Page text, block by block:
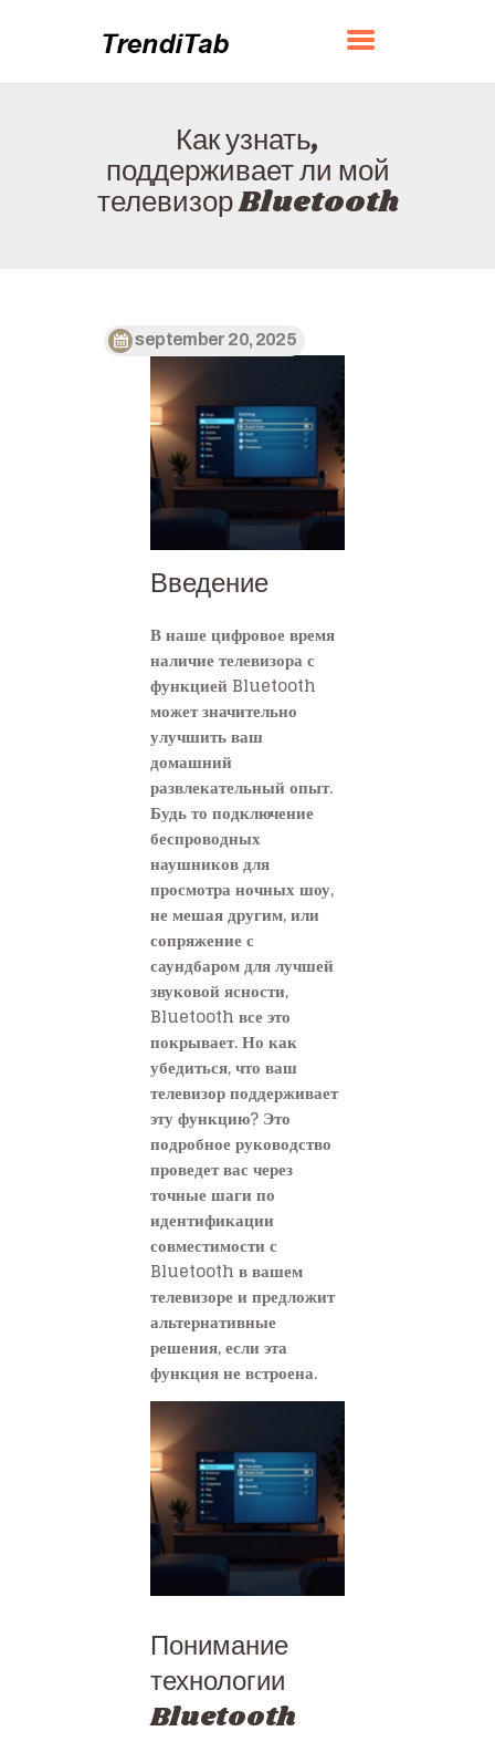
Как узнать,
поддерживает ли мой
телевизор Bluetooth
TRENDITAB
ГЛАВНАЯ
О НАС
КОНТАКТЫ
september 20, 2025
Введение
В наше цифровое время
наличие телевизора с
функцией Bluetooth
может значительно
улучшить ваш
домашний
развлекательный опыт.
Будь то подключение
беспроводных
наушников для
просмотра ночных шоу,
не мешая другим, или
сопряжение с
саундбаром для лучшей
звуковой ясности,
Bluetooth все это
покрывает. Но как
убедиться, что ваш
телевизор поддерживает
эту функцию? Это
подробное руководство
проведет вас через
точные шаги по
идентификации
совместимости с
Bluetooth в вашем
телевизоре и предложит
альтернативные
решения, если эта
функция не встроена.
Понимание
технологии
Bluetooth